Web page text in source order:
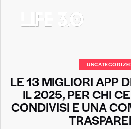
LE 13 MIGLIORI APP
IL 2025, PER CHI
CONDIVISI E UNA